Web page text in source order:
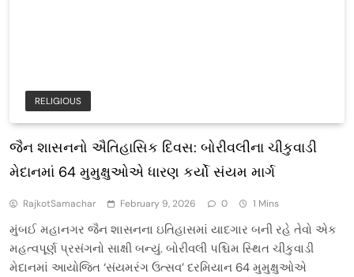
RELIGIOUS
જૈન શાસનનો ઐતિહાસિક દિવસ: બોરીવલીના ચીકુવાડી
મેદાનમાં 64 મુમુક્ષુઓએ ધારણ કર્યો સંયમ માર્ગ
RajkotSamachar February 9, 2026 0 1 Mins
મુંબઈ મહાનગર જૈન શાસનના ઇતિહાસમાં યાદગાર બની રહે તેવો એક
મહત્વપૂર્ણ પ્રસંગનો સાક્ષી બન્યું. બોરીવલી પશ્ચિમ સ્થિત ચીકુવાડી
મેદાનમાં આયોજિત ‘સંયમરંગ ઉત્સવ’ દરમિયાન 64 મુમુક્ષુઓએ